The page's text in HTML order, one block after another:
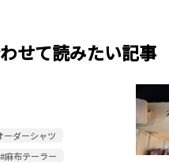
せて読みたい記事
ーダーシャツ
#麻布テーラー